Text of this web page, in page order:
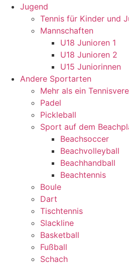
Jugend
Tennis für Kinder und
Mannschaften
U18 Junioren 1
U18 Junioren 2
U15 Juniorinnen
Andere Sportarten
Mehr als ein
Padel
Pickleball
Sport auf dem
Beachsoccer
Beachvolleyball
Beachhandball
Beachtennis
Boule
Dart
Tischtennis
Slackline
Basketball
Fußball
Schach